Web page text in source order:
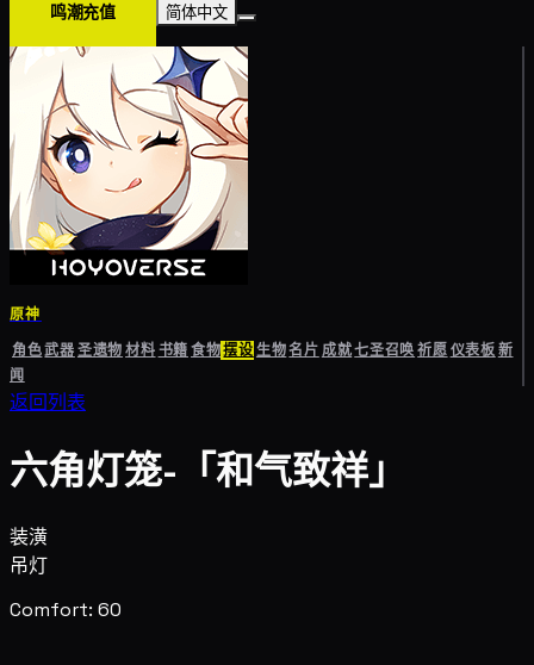
鸣潮充值 简体中文
原神
角色武器圣遗物材料书籍食物摆设生物名片成就七圣召唤祈愿仪表板新
闻
返回列表
六角灯笼-「和气致祥」
装潢
吊灯
Comfort: 60